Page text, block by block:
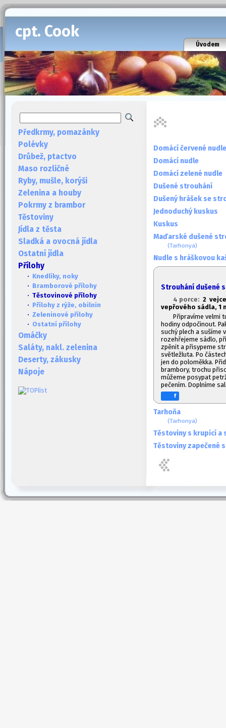
cpt. Cook
Úvodem
Předkrmy, pomazánky
Polévky
Drůbež, ptactvo
Maso rozličné
Ryby, mušle, korýši
Zelenina a houby
Pokrmy z brambor
Těstoviny
Jídla z těsta
Sladká a ovocná jídla
Ostatní jídla
Přílohy
· Knedlíky, noky
· Bramborové přílohy
· Těstovinové přílohy
· Přílohy z rýže, obilnin
· Zeleninové přílohy
· Ostatní přílohy
Omáčky
Saláty, nakl. zelenina
Deserty, zákusky
Nápoje
Domácí červené nudle
Domácí nudle
Domácí zelené nudle
Dušené strouhání
Dušený hrášek se
Jednoduchý kuskus
Kuskus
Maďarské dušené
(Tarhonya)
Nudle s hráškovou
Strouhání dušené
4 porce: 2
vepřového sádla, 1
Připravíme velmi
hodiny odpočinout.
suchý plech a sušíme
rozehřejeme sádlo,
zpěnit a přisypeme
světležluta. Po
jen do poloměkka.
brambory, trochu
můžeme posypat
pečením. Doplníme
f
Tarhoňa
(Tarhonya)
Těstoviny s krupicí a
Těstoviny zapečené